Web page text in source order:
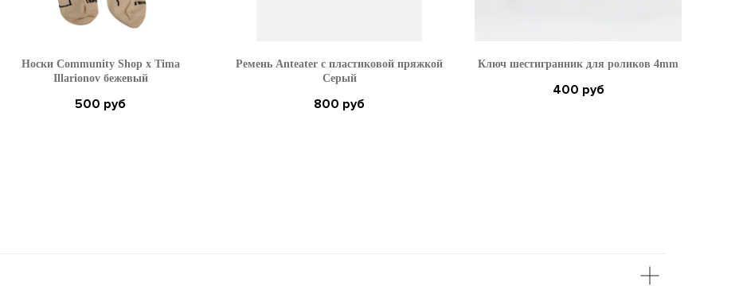
Носки Community Shop x Tima
Illarionov бежевый
500 руб
Ремень Anteater с пластиковой пряжкой
Серый
800 руб
Ключ шестигранник для роликов 4mm
400 руб